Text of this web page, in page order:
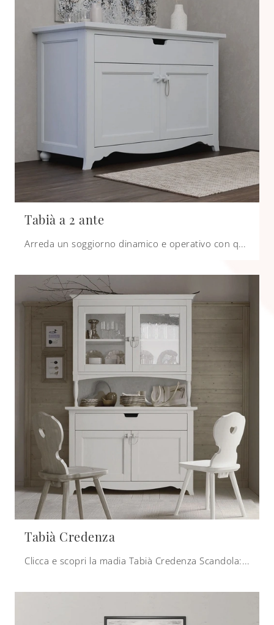
Tabià a 2 ante
Arreda un soggiorno dinamico e operativo con questa madia Tabià a 2 ante di Scandola: scopri le più originali Madie in legno laccato.
Tabià Credenza
Clicca e scopri la madia Tabià Credenza Scandola: se vuoi mobili in legno laccato per stanze classiche, questa è l'acquisto perfetto per te!